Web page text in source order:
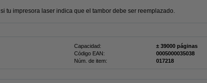
tu impresora laser indica que el tambor debe ser reemplazado.
Capacidad:
± 39000 páginas
Código EAN:
0005000035038
Núm. de item: 017218